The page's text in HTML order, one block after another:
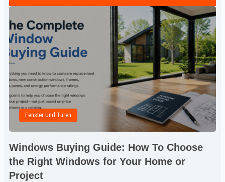
Fenster Und Türen
Windows Buying Guide: How To Choose
the Right Windows for Your Home or
Project